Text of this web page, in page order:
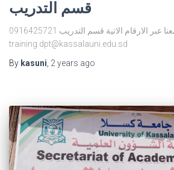
قسم التدريب
تواصل معنا عبر الارقام الاتية قسم التدريب 0916425721 Email :
training.dpt@kassalauni.edu.sd
By kasuni 2 years ago